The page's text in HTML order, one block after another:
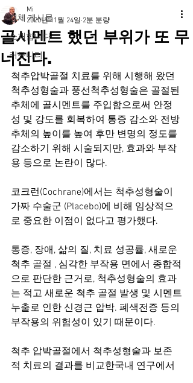
전체 게시물
소개합니다
커뮤니티
골시멘트 했던 부위가 또 무
너진다.
Mi
2020년 11월 24일 2분 분량
척추압박골절 치료를 위해 시행해 왔던
척추성형술과 풍선척추성형술은 골절된
추체에 골시멘트를 주입함으로써 안정
성 및 강도를 회복하여 통증 감소와 전방
추체의 높이를 높여 후만 변명의 정도를
감소하기 위해 시술되지만, 효과와 부작
용 등으로 논란이 많다.
코크런(Cochrane)에서는 척추성형술이
가짜 수술군 (Placebo)에 비해 임상적으
로 중요한 이점이 없다고 평가했다.
통증, 장애, 삶의 질, 치료 성공률, 새로운
척추 골절 , 심각한 부작용 면에서 종합적
으로 판단한 근거로, 척추성형술의 효과
는 적고 새로운 척추 골절 발생 및 시멘트
누출로 인한 신경근 압박. 폐색전증 등의
부작용의 위험성이 있기 때문이다.
척추 압박골절에서 척추성형술과 보존
적 치료의 결과를 비교한국내 연구에서